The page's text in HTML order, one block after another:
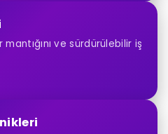
ve sürdürülebilir iş